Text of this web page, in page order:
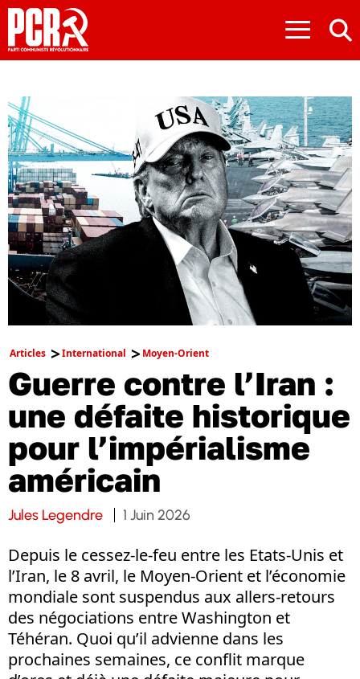
≡
Articles International Moyen-Orient
Guerre contre l’Iran :
une défaite historique
pour l’impérialisme
américain
Jules Legendre 1 Juin 2026
Depuis le cessez-le-feu entre les Etats-Unis et
l’Iran, le 8 avril, le Moyen-Orient et l’économie
mondiale sont suspendus aux allers-retours
des négociations entre Washington et
Téhéran. Quoi qu’il advienne dans les
prochaines semaines, ce conflit marque